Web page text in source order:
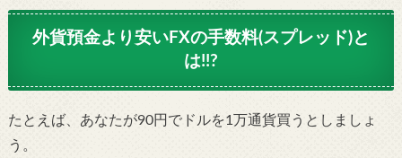
外貨預金より安いFXの手数料(スプレッド)と
は!!?
たとえば、あなたが90円でドルを1万通貨買うとしましょ
う。